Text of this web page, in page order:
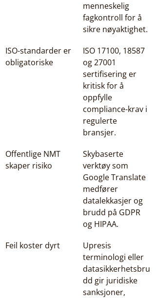
menneskelig
fagkontroll for å
sikre nøyaktighet.
ISO-standarder er
obligatoriske
ISO 17100, 18587
og 27001
sertifisering er
kritisk for å
oppfylle
compliance-krav i
regulerte
bransjer.
Offentlige NMT
skaper risiko
Skybaserte
verktøy som
Google Translate
medfører
datalekkasjer og
brudd på GDPR
og HIPAA.
Feil koster dyrt
Upresis
terminologi eller
datasikkerhetsbru
dd gir juridiske
sanksjoner,